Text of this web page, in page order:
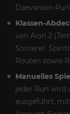
Klassen-
von Aion 2
Sorcerer,
Routen sowie
Manuelles
jeder Run wird
ausgeführt,